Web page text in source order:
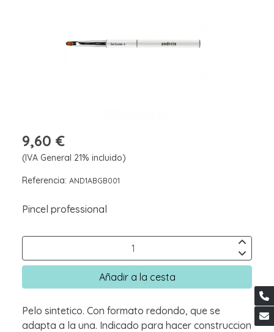
9,60 €
(IVA General 21% incluido)
Referencia: AND1ABGB001
Pincel professional
Añadir a la cesta
Pelo sintetico. Con formato redondo, que se
adapta a la una. Indicado para hacer construccion